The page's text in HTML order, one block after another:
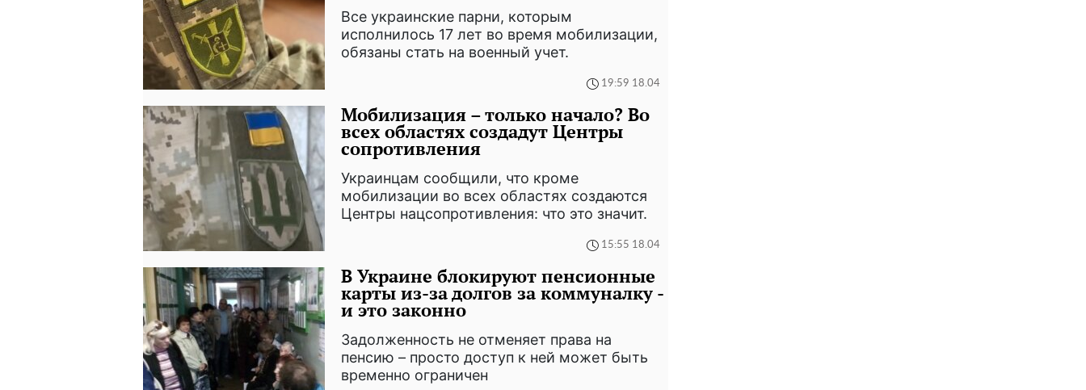
Все украинские парни, которым
исполнилось 17 лет во время мобилизации,
обязаны стать на военный учет.
19:59 18.04
Мобилизация – только начало? Во
всех областях создадут Центры
сопротивления
Украинцам сообщили, что кроме
мобилизации во всех областях создаются
Центры нацсопротивления: что это значит.
15:55 18.04
В Украине блокируют пенсионные
карты из-за долгов за коммуналку -
и это законно
Задолженность не отменяет права на
пенсию – просто доступ к ней может быть
временно ограничен